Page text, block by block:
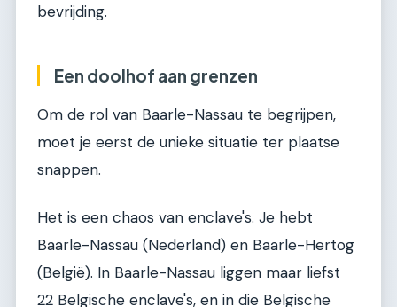
bevrijding.
Een doolhof aan grenzen
Om de rol van Baarle-Nassau te begrijpen,
moet je eerst de unieke situatie ter plaatse
snappen.
Het is een chaos van enclave's. Je hebt
Baarle-Nassau (Nederland) en Baarle-Hertog
(België). In Baarle-Nassau liggen maar liefst
22 Belgische enclave's, en in die Belgische